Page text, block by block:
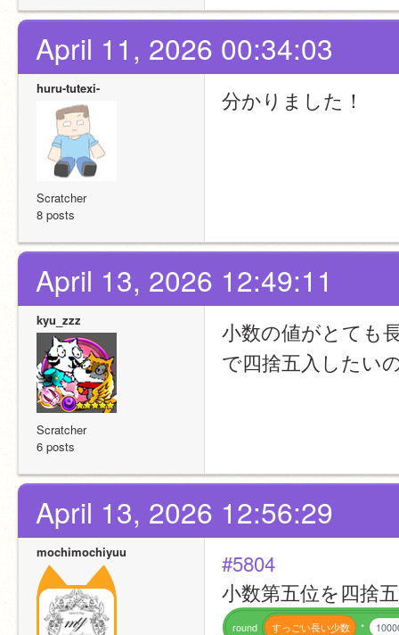
April 11, 2026 00:34:03
huru-tutexi-
Scratcher
8 posts
分かりました！
April 13, 2026 12:49:11
kyu_zzz
Scratcher
6 posts
小数の値がとても
で四捨五入したい
April 13, 2026 12:56:29
mochimochiyuu
#5804
小数第五位を四捨
round すっごい長い少数 *